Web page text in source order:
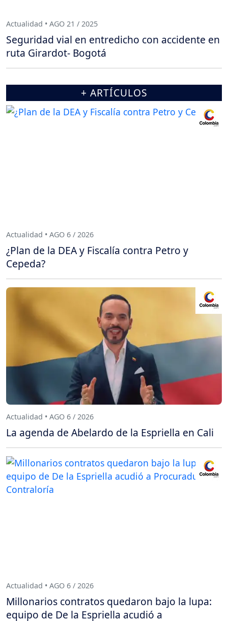
Actualidad • AGO 21 / 2025
Seguridad vial en entredicho con accidente en
ruta Girardot- Bogotá
+ ARTÍCULOS
Actualidad • AGO 6 / 2026
¿Plan de la DEA y Fiscalía contra Petro y
Cepeda?
Actualidad • AGO 6 / 2026
La agenda de Abelardo de la Espriella en Cali
Actualidad • AGO 6 / 2026
Millonarios contratos quedaron bajo la lupa:
equipo de De la Espriella acudió a